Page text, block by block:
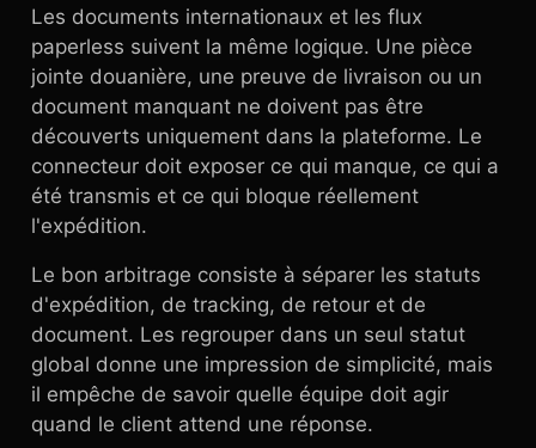
Les documents internationaux et les flux
paperless suivent la même logique. Une pièce
jointe douanière, une preuve de livraison ou un
document manquant ne doivent pas être
découverts uniquement dans la plateforme. Le
connecteur doit exposer ce qui manque, ce qui a
été transmis et ce qui bloque réellement
l'expédition.
Le bon arbitrage consiste à séparer les statuts
d'expédition, de tracking, de retour et de
document. Les regrouper dans un seul statut
global donne une impression de simplicité, mais
il empêche de savoir quelle équipe doit agir
quand le client attend une réponse.